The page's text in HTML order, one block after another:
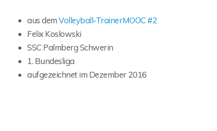
aus demVolleyball-TrainerMOOC #2
Felix Koslowski
SSC Palmberg Schwerin
1. Bundesliga
aufgezeichnet im Dezember 2016